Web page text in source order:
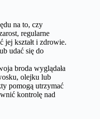
na to, czy
regularne
jej kształt i zdrowie.
udać się do
broda wyglądała
olejku lub
pomogą utrzymać
kontrolę nad